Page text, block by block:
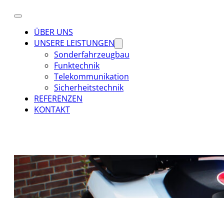
ÜBER UNS
UNSERE LEISTUNGEN
Sonderfahrzeugbau
Funktechnik
Telekommunikation
Sicherheitstechnik
REFERENZEN
KONTAKT